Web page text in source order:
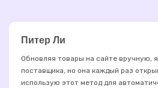
Питер Ли
Обновляя товары на сайте вручную,
поставщика, но она каждый раз
использую этот метод для